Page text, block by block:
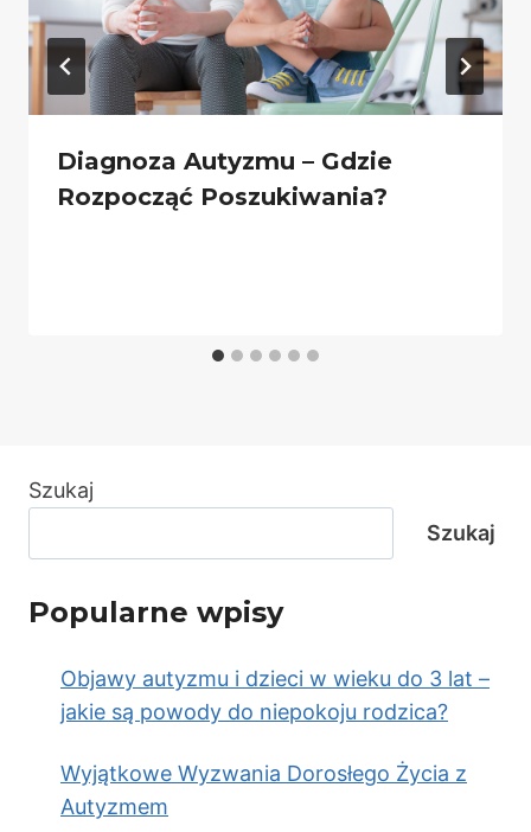
Diagnoza Autyzmu – Gdzie
Rozpocząć Poszukiwania?
Szukaj
Szukaj
Popularne wpisy
Objawy autyzmu i dzieci w wieku do 3 lat –
jakie są powody do niepokoju rodzica?
Wyjątkowe Wyzwania Dorosłego Życia z
Autyzmem